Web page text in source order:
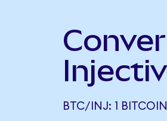
BTC/INJ: 1